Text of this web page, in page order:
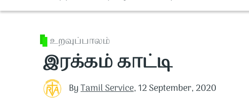
உறவுப்பாலம்
இரக்கம் காட்டி
ByTamil Service,12 September, 2020